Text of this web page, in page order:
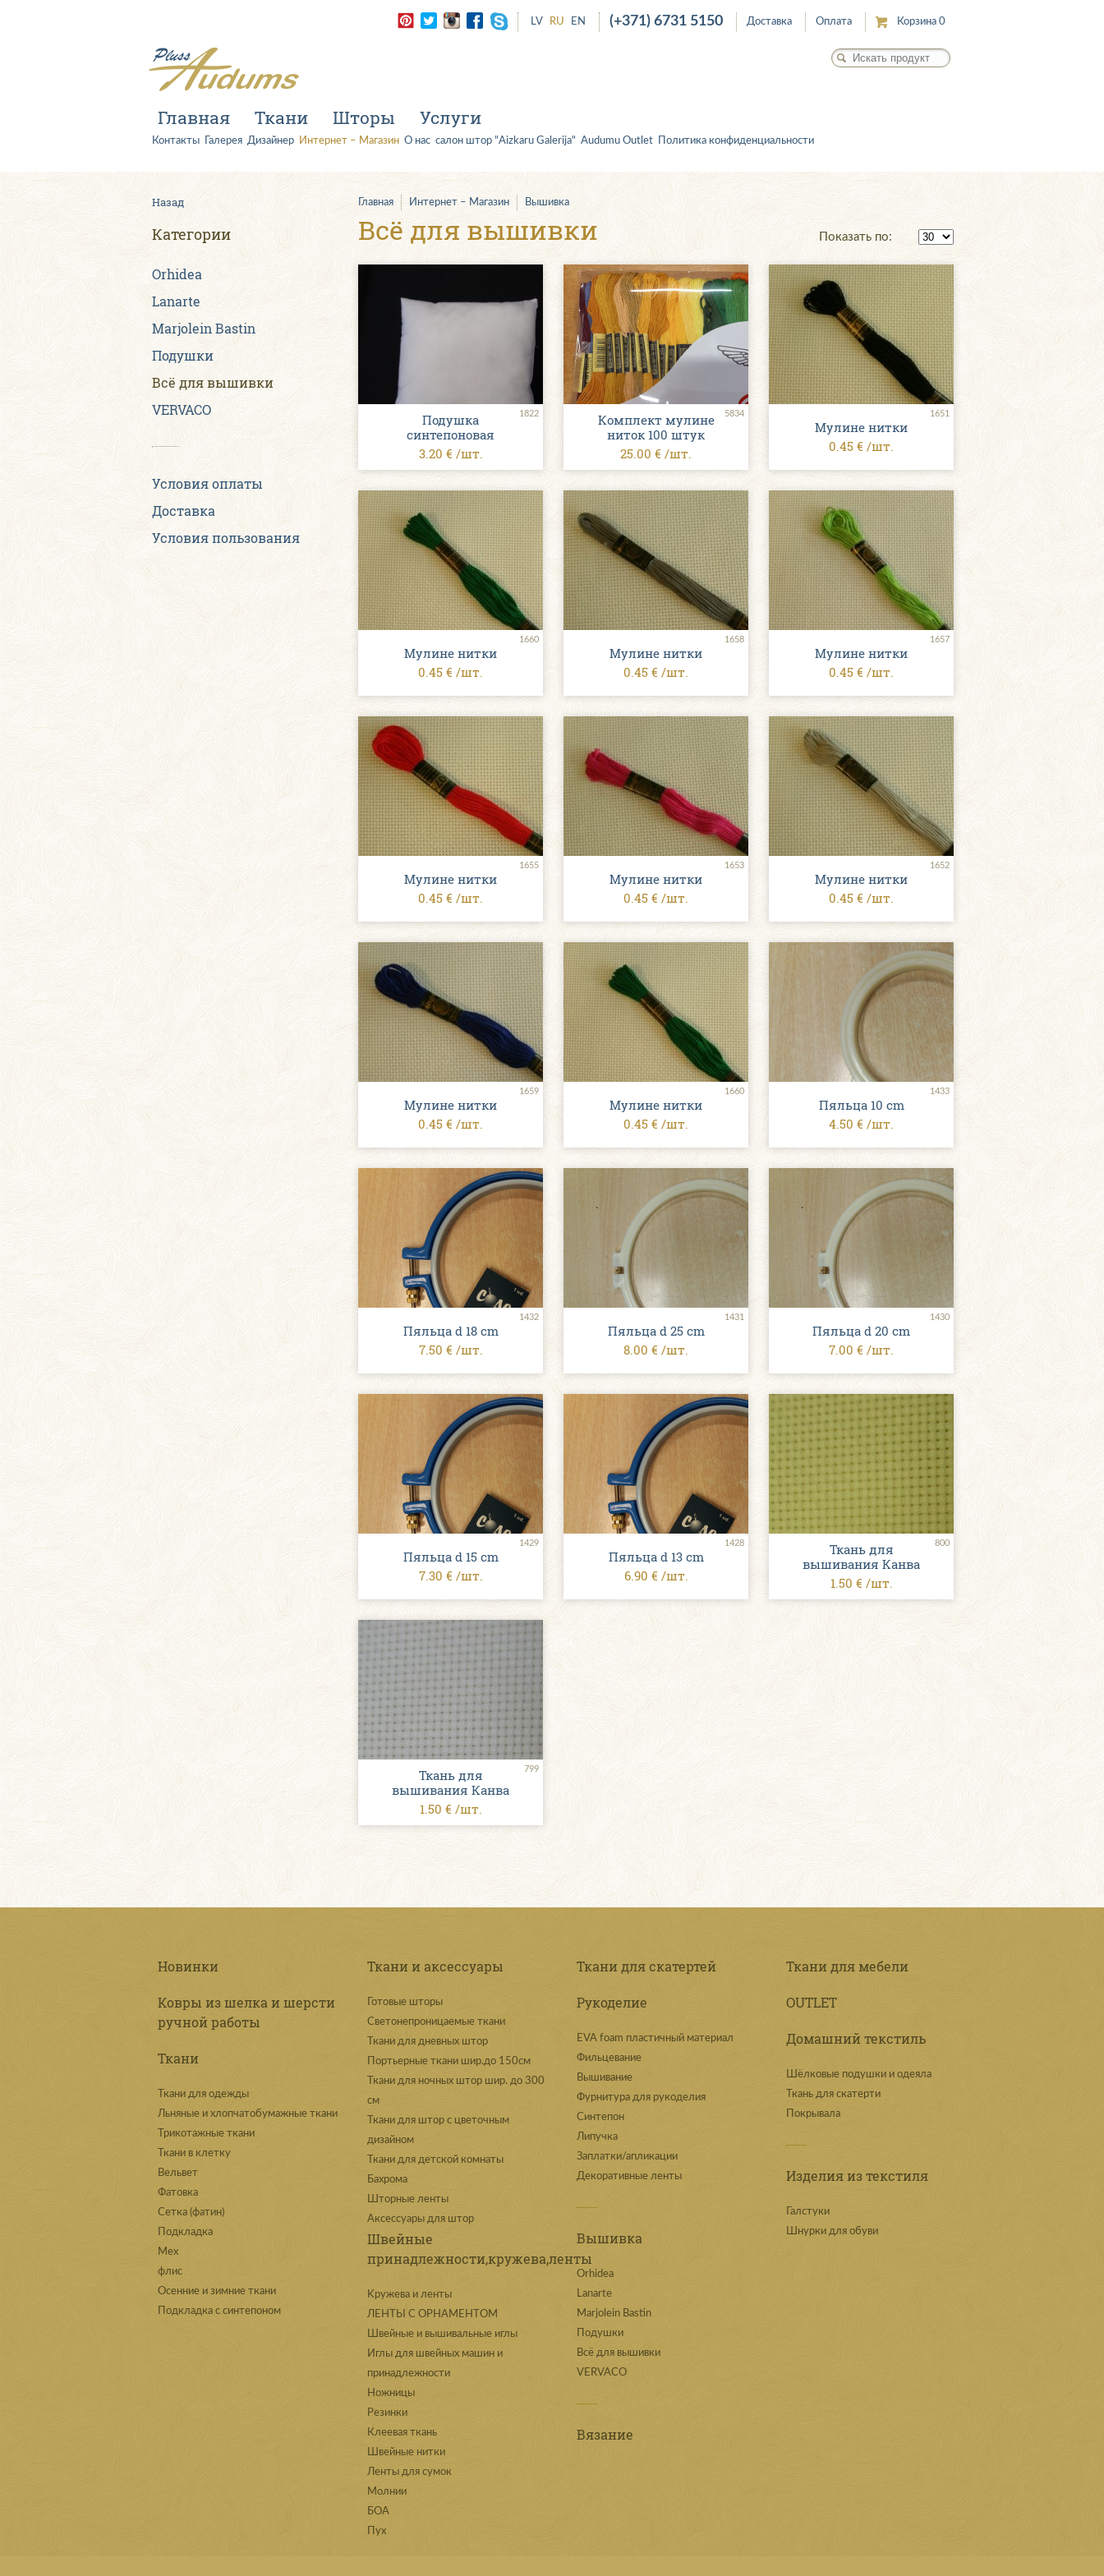
LV RU EN (+371) 6731 5150 Доставка Оплата Корзина 0
Главная Ткани Шторы Услуги
Контакты Галерея Дизайнер Интернет – Магазин О нас салон штор "Aizkaru Galerija" Audumu Outlet Политика конфиденциальности
Назад
Категории
Orhidea
Lanarte
Marjolein Bastin
Подушки
Всё для вышивки
VERVACO
Условия оплаты
Доставка
Условия пользования
Главная Интернет – Магазин Вышивка
Всё для вышивки Показать по:
1822
Подушка
синтепоновая
3.20 € /шт.
5834
Комплект мулине
ниток 100 штук
25.00 € /шт.
1651
Мулине нитки
0.45 € /шт.
1660
Мулине нитки
0.45 € /шт.
1658
Мулине нитки
0.45 € /шт.
1657
Мулине нитки
0.45 € /шт.
1655
Мулине нитки
0.45 € /шт.
1653
Мулине нитки
0.45 € /шт.
1652
Мулине нитки
0.45 € /шт.
1659
Мулине нитки
0.45 € /шт.
1660
Мулине нитки
0.45 € /шт.
1433
Пяльца 10 cm
4.50 € /шт.
1432
Пяльца d 18 cm
7.50 € /шт.
1431
Пяльца d 25 cm
8.00 € /шт.
1430
Пяльца d 20 cm
7.00 € /шт.
1429
Пяльца d 15 cm
7.30 € /шт.
1428
Пяльца d 13 cm
6.90 € /шт.
800
Ткань для
вышивания Канва
1.50 € /шт.
799
Ткань для
вышивания Канва
1.50 € /шт.
Новинки
Ковры из шелка и шерсти
ручной работы
Ткани
Ткани для одежды
Льняные и хлопчатобумажные ткани
Трикотажные ткани
Ткани в клетку
Вельвет
Фатовка
Сетка (фатин)
Подкладка
Мех
флис
Осенние и зимние ткани
Подкладка с синтепоном
Ткани и аксессуары
Готовые шторы
Светонепроницаемые ткани
Ткани для дневных штор
Портьерные ткани шир.до 150см
Ткани для ночных штор шир. до 300
см
Ткани для штор с цветочным
дизайном
Ткани для детской комнаты
Бахрома
Шторные ленты
Аксессуары для штор
Швейные
принадлежности,кружева,ленты
Kружева и ленты
ЛЕНТЫ С ОРНАМЕНТОМ
Швейные и вышивальные иглы
Иглы для швейных машин и
принадлежности
Ножницы
Резинки
Клеевая ткань
Швейные нитки
Ленты для сумок
Молнии
БОА
Пух
Ткани для скатертей
Рукоделие
EVA foam пластичный материал
Фильцевание
Вышивание
Фурнитура для рукоделия
Синтепон
Липучка
Заплатки/апликации
Декоративные ленты
Вышивка
Orhidea
Lanarte
Marjolein Bastin
Подушки
Всё для вышивки
VERVACO
Вязание
Ткани для мебели
OUTLET
Домашний текстиль
Шёлковые подушки и одеяла
Ткань для скатерти
Покрывала
Изделия из текстиля
Галстуки
Шнурки для обуви